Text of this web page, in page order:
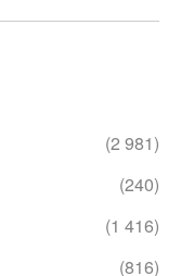
(2 981)
(240)
(1 416)
(816)